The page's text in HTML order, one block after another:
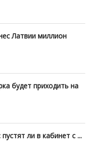
Латвии миллион
будет приходить на
ли в кабинет с ...